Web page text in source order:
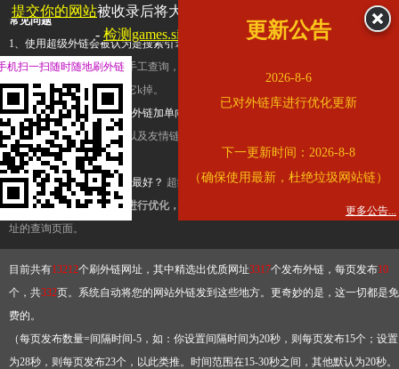
常见问题
1、使用超级外链会被认为是搜索引擎优化作弊吗？ 超级外链只是一个简便而集成
查询工具，模拟的是正常手工查询，不是作弊。如果是作弊，那您可以使用超级外
推广竞争对手的网址，让它k掉。
2、网站优化单纯依靠超级外链加单向链接可行吗？
链，需要结合普通的外链以及友情链接，您可以到站长论坛发布外链，到友情链接
台交换友情链接。
3、如何使用超级外链效果最好？ 超级外链不同于普通的外链，它是动态的链接，
有频繁使用超级外链工具进行优化，才能获得稳定的外链
，最终使搜索引擎收录带
址的查询页面。
目前共有13212个刷外链网址，其中精选出优质网址3317个发布外链，每页发布10
个，共332页。系统自动将您的网站外链发到这些地方。更奇妙的是，这一切都是免
费的。
（每页发布数量=间隔时间-5，如：你设置间隔时间为20秒，则每页发布15个；设置
为28秒，则每页发布23个，以此类推。时间范围在15-30秒之间，其他默认为20秒
提交你的网站被收录后将大幅提升流量和外链，
查看展示页面
- 检测games.sina.com.cn是否收录
更新公告
2026-8-6
已对外链库进行优化更新
下一更新时间：2026-8-8
（确保使用最新，杜绝垃圾网站链）
更多公告...
机扫一扫随时随地刷外链